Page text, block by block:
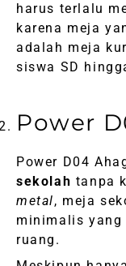
harus terlalu
karena meja
adalah meja
siswa SD
Power
Power D04
sekolah tanpa
metal, meja
minimalis yang
ruang.